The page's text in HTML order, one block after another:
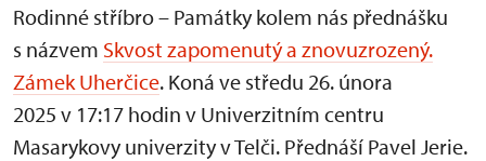
Rodinné stříbro – Památky kolem nás přednášku
s názvem Skvost zapomenutý a znovuzrozený.
Zámek Uherčice. Koná ve středu 26. února
2025 v 17:17 hodin v Univerzitním centru
Masarykovy univerzity v Telči. Přednáší Pavel Jerie.